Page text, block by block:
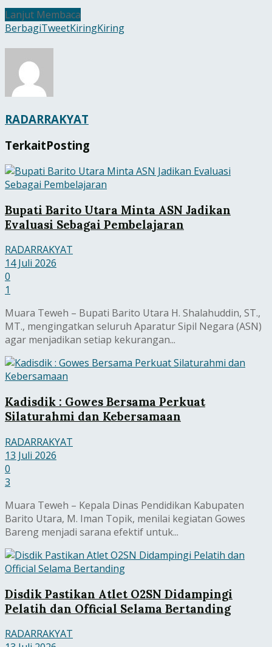
Lanjut Membaca
BerbagiTweetKiringKiring
RADARRAKYAT
TerkaitPosting
Bupati Barito Utara Minta ASN Jadikan
Evaluasi Sebagai Pembelajaran
RADARRAKYAT
14 Juli 2026
0
1
Muara Teweh – Bupati Barito Utara H. Shalahuddin, ST.,
MT., mengingatkan seluruh Aparatur Sipil Negara (ASN)
agar menjadikan setiap kekurangan...
Kadisdik : Gowes Bersama Perkuat
Silaturahmi dan Kebersamaan
RADARRAKYAT
13 Juli 2026
0
3
Muara Teweh – Kepala Dinas Pendidikan Kabupaten
Barito Utara, M. Iman Topik, menilai kegiatan Gowes
Bareng menjadi sarana efektif untuk...
Disdik Pastikan Atlet O2SN Didampingi
Pelatih dan Official Selama Bertanding
RADARRAKYAT